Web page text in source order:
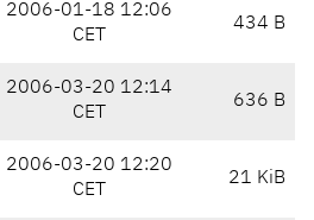
2006-01-18 12:06
CET
434 B
2006-03-20 12:14
CET
636 B
2006-03-20 12:20
CET
21 KiB